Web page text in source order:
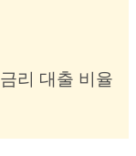
리 대출 비율